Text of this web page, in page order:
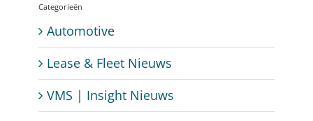
Categorieën
Automotive
Lease & Fleet Nieuws
VMS | Insight Nieuws